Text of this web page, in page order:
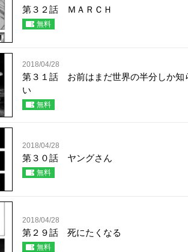
第３２話 ＭＡＲＣＨ
無料
2018/04/28
第３１話 お前はまだ世界の半分しか知
い
無料
2018/04/28
第３０話 ヤングさん
無料
2018/04/28
第２９話 死にたくなる
無料